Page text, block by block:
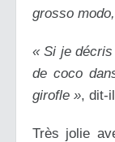
grosso
« Si je décris
de coco
girofle », dit-
Très jolie